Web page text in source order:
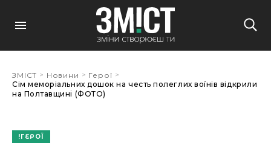
ЗМІСТ > Новини > Герої >
Сім меморіальних дошок на честь полеглих воїнів відкрили
на Полтавщині (ФОТО)
ГЕРОЇ